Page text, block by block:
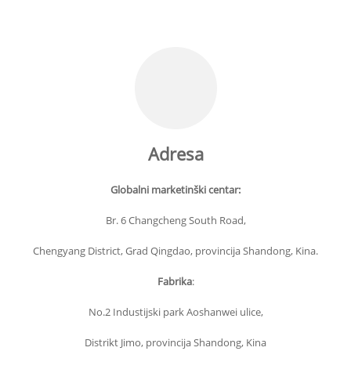
Adresa
Globalni marketinški centar:
Br. 6 Changcheng South Road,
Chengyang District, Grad Qingdao, provincija Shandong, Kina.
Fabrika:
No.2 Industijski park Aoshanwei ulice,
Distrikt Jimo, provincija Shandong, Kina